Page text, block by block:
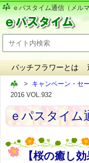
ｅパスタイム通信（メル
バッチフラワーとは
キャンペーン・セ
2016 VOL.932
ｅパスタイム
【桜の癒し効